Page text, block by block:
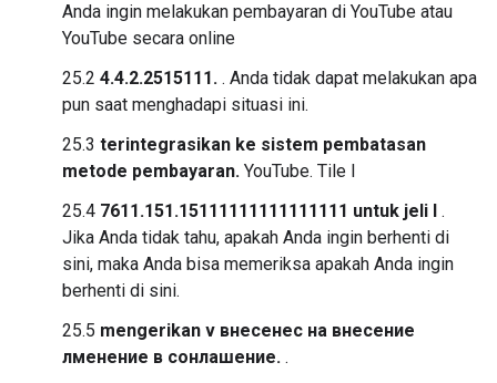
Anda ingin melakukan pembayaran di YouTube atau
YouTube secara online
25.2 4.4.2.2515111. . Anda tidak dapat melakukan apa
pun saat menghadapi situasi ini.
25.3 terintegrasikan ke sistem pembatasan
metode pembayaran. YouTube. Tile l
25.4 7611.151.15111111111111111 untuk jeli l .
Jika Anda tidak tahu, apakah Anda ingin berhenti di
sini, maka Anda bisa memeriksa apakah Anda ingin
berhenti di sini.
25.5 mengerikan v внесенес на внесение
лменение в сонлашение. .